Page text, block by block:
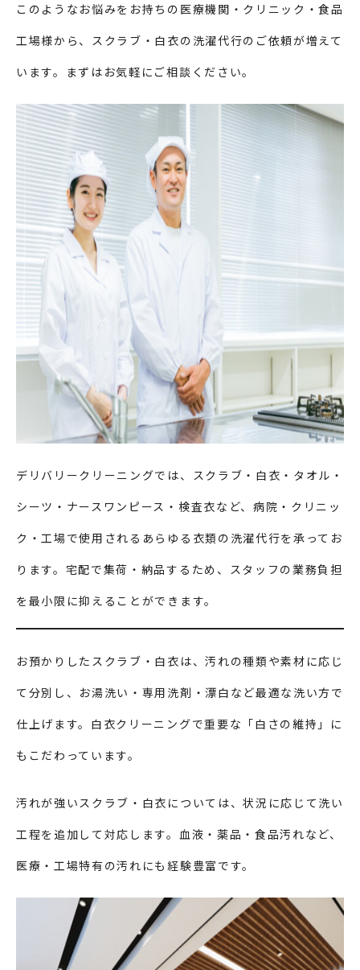
このようなお悩みをお持ちの医療機関・クリニック・食品
工場様から、スクラブ・白衣の洗濯代行のご依頼が増えて
います。まずはお気軽にご相談ください。
デリバリークリーニングでは、スクラブ・白衣・タオル・
シーツ・ナースワンピース・検査衣など、病院・クリニッ
ク・工場で使用されるあらゆる衣類の洗濯代行を承ってお
ります。宅配で集荷・納品するため、スタッフの業務負担
を最小限に抑えることができます。
お預かりしたスクラブ・白衣は、汚れの種類や素材に応じ
て分別し、お湯洗い・専用洗剤・漂白など最適な洗い方で
仕上げます。白衣クリーニングで重要な「白さの維持」に
もこだわっています。
汚れが強いスクラブ・白衣については、状況に応じて洗い
工程を追加して対応します。血液・薬品・食品汚れなど、
医療・工場特有の汚れにも経験豊富です。